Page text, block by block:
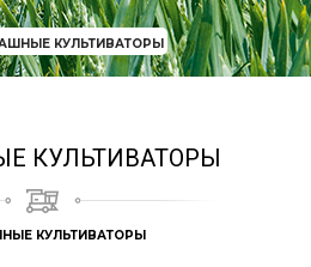
КУЛЬТИВАТОРЫ
КУЛЬТИВАТОРЫ
КУЛЬТИВАТОРЫ